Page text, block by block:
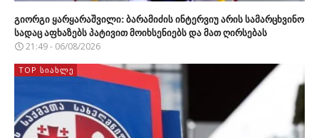
გიორგი ყარყარაშვილი: ბარამიძის ინტერვიუ არის სამარცხვინო
სადაც აფხაზებს პატივით მოიხსენიებს და მათ ღირსებას
21:49 - 06/08/2026
TOP ᲡᲘᲐᲮᲚᲔ